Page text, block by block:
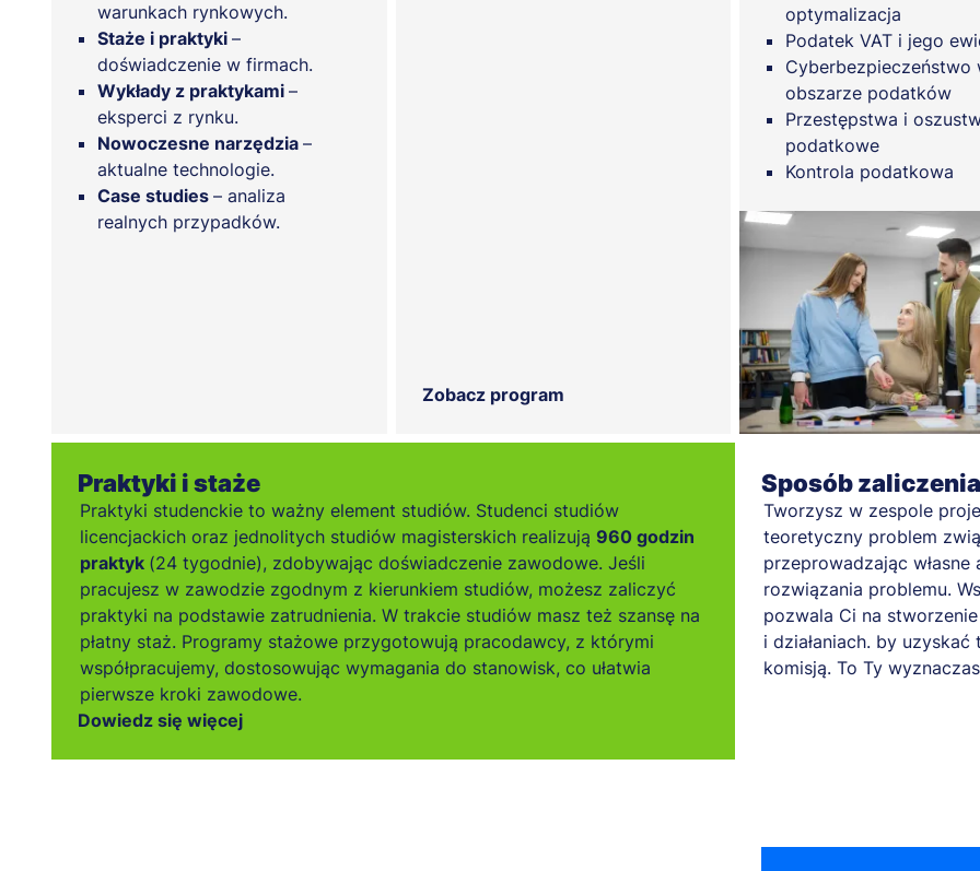
warunkach rynkowych.
Staże i praktyki –
doświadczenie w firmach.
Wykłady z praktykami –
eksperci z rynku.
Nowoczesne narzędzia –
aktualne technologie.
Case studies – analiza
realnych przypadków.
Zobacz program
optymalizacja
Podatek VAT i jego
Cyberbezpieczeństwo
obszarze podatków
Przestępstwa i
podatkowe
Kontrola podatkowa
Praktyki i staże
Praktyki studenckie to ważny element studiów. Studenci studiów
licencjackich oraz jednolitych studiów magisterskich realizują 960 godzin
praktyk (24 tygodnie), zdobywając doświadczenie zawodowe. Jeśli
pracujesz w zawodzie zgodnym z kierunkiem studiów, możesz zaliczyć
praktyki na podstawie zatrudnienia. W trakcie studiów masz też szansę na
płatny staż. Programy stażowe przygotowują pracodawcy, z którymi
współpracujemy, dostosowując wymagania do stanowisk, co ułatwia
pierwsze kroki zawodowe.
Dowiedz się więcej
Sposób
Tworzysz w zespole
teoretyczny problem
przeprowadzając
rozwiązania problemu.
pozwala Ci na
i działaniach. by
komisją. To Ty